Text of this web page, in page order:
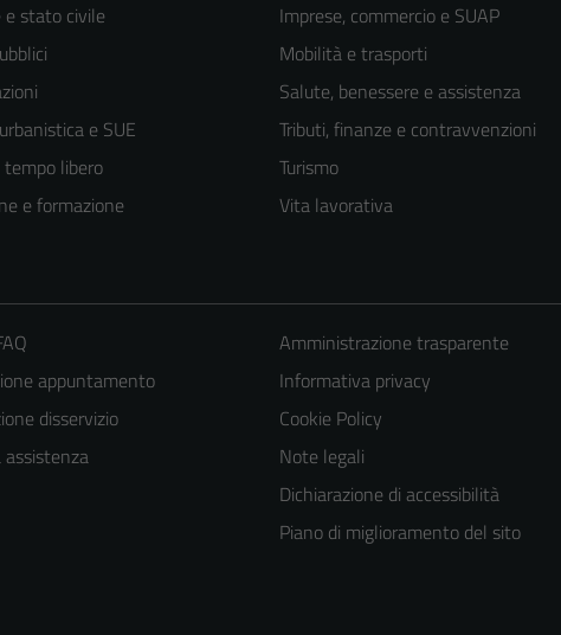
e stato civile
e SUE
libero
e formazione
Imprese, commercio e SUAP
Mobilità e trasporti
Salute, benessere e assistenza
Tributi, finanze e contravvenzioni
Turismo
Vita lavorativa
appuntamento
disservizio
Amministrazione trasparente
Informativa privacy
Cookie Policy
Note legali
Dichiarazione di accessibilità
Piano di miglioramento del sito